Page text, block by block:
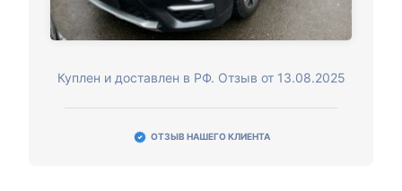
Куплен и доставлен в РФ. Отзыв от 13.08.2025
ОТЗЫВ НАШЕГО КЛИЕНТА